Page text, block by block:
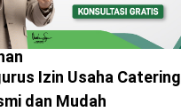
Izin Usaha Catering
dan Mudah